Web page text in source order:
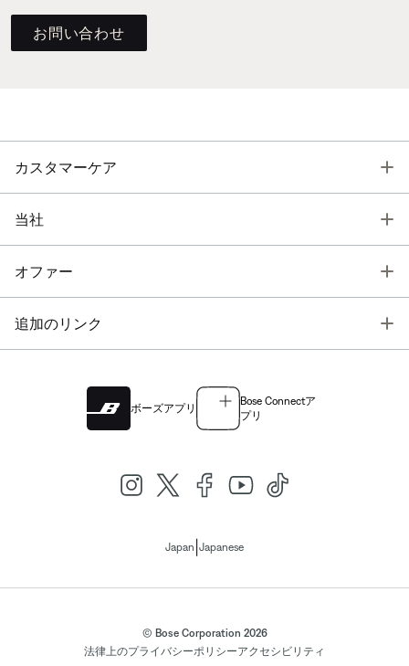
お問い合わせ
カスタマーケア
当社
オファー
追加のリンク
ボーズアプリ
Bose Connectア
プリ
Japan Japanese
© Bose Corporation 2026
法律上のプライバシーポリシーアクセシビリティ